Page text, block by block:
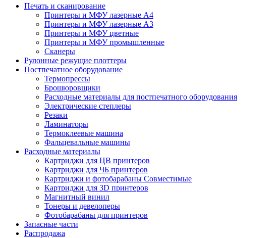
Печать и сканирование
Принтеры и МФУ лазерные А4
Принтеры и МФУ лазерные А3
Принтеры и МФУ цветные
Принтеры и МФУ промышленные
Сканеры
Рулонные режущие плоттеры
Постпечатное оборудование
Термопрессы
Брошюровщики
Расходные материалы для постпечатного оборудования
Электрические степлеры
Резаки
Ламинаторы
Термоклеевые машина
Фальцевальные машины
Расходные материалы
Картриджи для ЦВ принтеров
Картриджи для ЧБ принтеров
Картриджи и фотобарабаны Совместимые
Картриджи для 3D принтеров
Магнитный винил
Тонеры и девелоперы
Фотобарабаны для принтеров
Запасные части
Распродажа